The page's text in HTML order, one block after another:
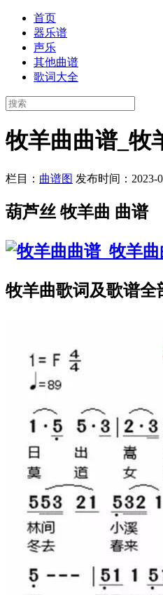
首页
器乐谱
声乐
其他曲谱
歌词大全
牧羊曲曲谱_牧
栏目： 曲谱图 发布时间：2023-
葫芦丝 牧羊曲 曲谱
牧羊曲歌词及歌谱全